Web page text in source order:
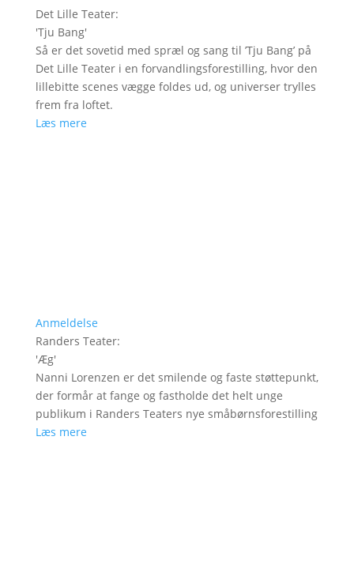
Det Lille Teater:
'Tju Bang'
Så er det sovetid med spræl og sang til ’Tju Bang’ på
Det Lille Teater i en forvandlingsforestilling, hvor den
lillebitte scenes vægge foldes ud, og universer trylles
frem fra loftet.
Læs mere
Anmeldelse
Randers Teater:
'Æg'
Nanni Lorenzen er det smilende og faste støttepunkt,
der formår at fange og fastholde det helt unge
publikum i Randers Teaters nye småbørnsforestilling
Læs mere